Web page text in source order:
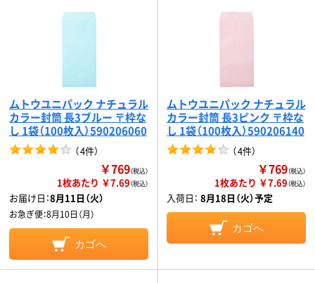
ムトウユニパック ナチュラル
カラー封筒 長3ブルー 〒枠な
し 1袋（100枚入）590206060
（4件）
￥769（税込）
1枚あたり ￥7.69（税込）
お届け日：8月11日（火）
お急ぎ便：8月10日（月）
カゴへ
ムトウユニパック ナチュラル
カラー封筒 長3ピンク 〒枠な
し 1袋（100枚入）590206140
（4件）
￥769（税込）
1枚あたり ￥7.69（税込）
入荷日： 8月18日（火）予定
カゴへ